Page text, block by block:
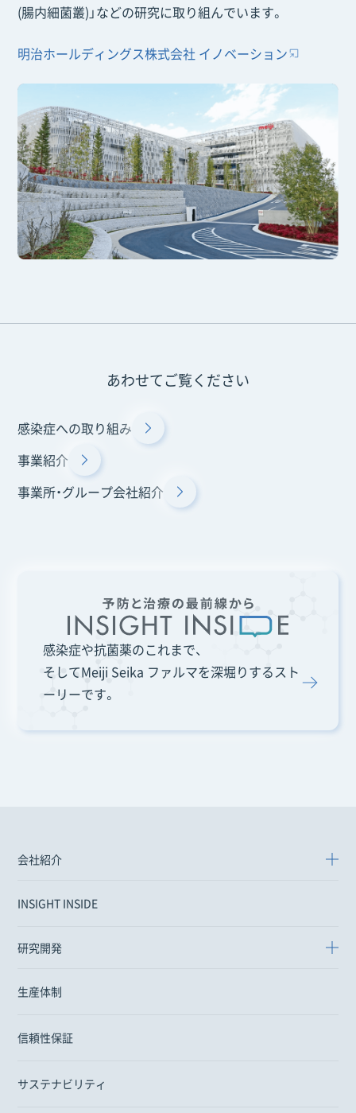
(腸内細菌叢)」などの研究に取り組んでいます。
明治ホールディングス株式会社 イノベーション
あわせてご覧ください
感染症への取り組み
事業紹介
事業所・グループ会社紹介
感染症や抗菌薬のこれまで、
そしてMeiji Seika ファルマを深堀りするスト
ーリーです。
会社紹介
INSIGHT INSIDE
研究開発
生産体制
信頼性保証
サステナビリティ